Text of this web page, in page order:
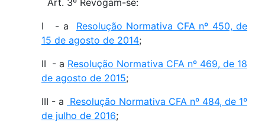
Art. 3º Revogam-se:
I - a Resolução Normativa CFA nº 450, de
15 de agosto de 2014;
II - a Resolução Normativa CFA nº 469, de 18
de agosto de 2015;
III - a Resolução Normativa CFA nº 484, de 1º
de julho de 2016;